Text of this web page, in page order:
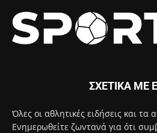
ΣΧΕΤΙΚΑ ΜΕ
Όλες οι αθλητικές ειδήσεις και τα
Ενημερωθείτε ζωντανά για ότι